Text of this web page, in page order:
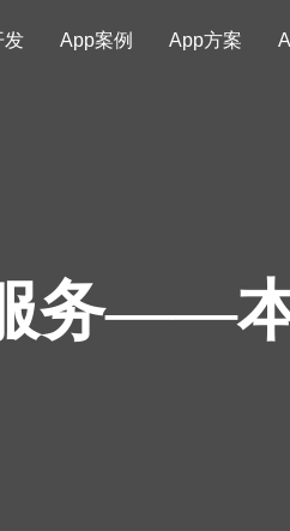
发 App案例 App方案
务——